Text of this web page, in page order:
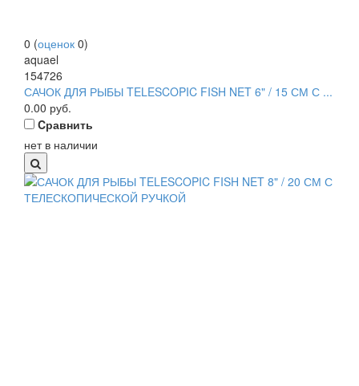
0 (оценок 0)
aquael
154726
САЧОК ДЛЯ РЫБЫ TELESCOPIC FISH NET 6" / 15 СМ С ...
0.00 руб.
Cравнить
нет в наличии